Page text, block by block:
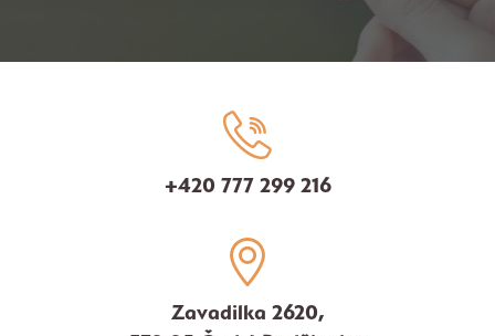
+420 777 299 216
Zavadilka 2620,